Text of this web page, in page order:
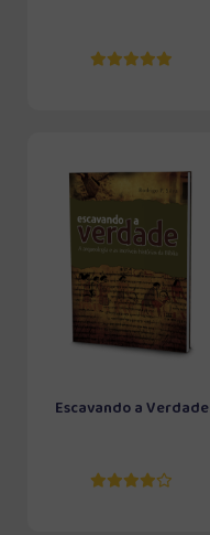
Escavando a Verdade